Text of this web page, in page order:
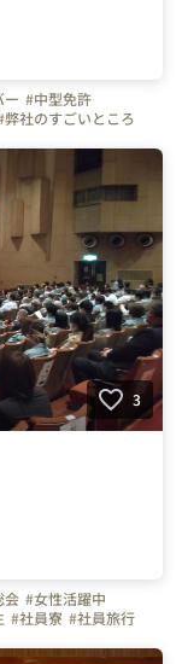
ー #中型免許
弊社のすごいところ
3
会 #女性活躍中
#社員寮 #社員旅行